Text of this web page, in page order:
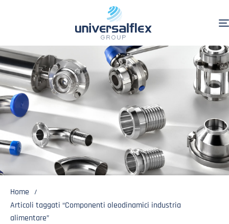
Home
Articoli taggati “Componenti oleodinamici industria
alimentare”